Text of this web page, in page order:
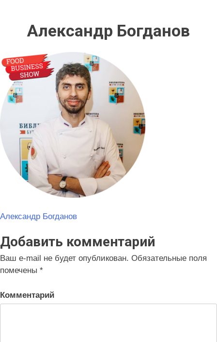
Александр Богданов
Навигация
по
записям
Александр Богданов
Добавить комментарий
Ваш e-mail не будет опубликован. Обязательные поля
помечены *
Комментарий